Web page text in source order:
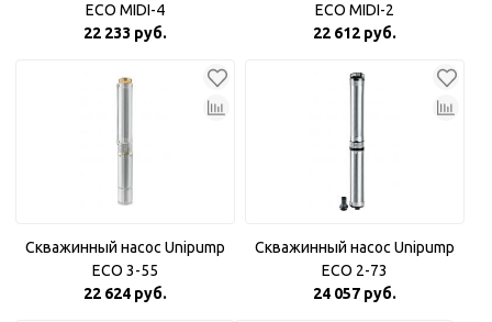
ECO MIDI-4
22 233 руб.
ECO MIDI-2
22 612 руб.
Скважинный насос Unipump
ECO 3-55
22 624 руб.
Скважинный насос Unipump
ECO 2-73
24 057 руб.